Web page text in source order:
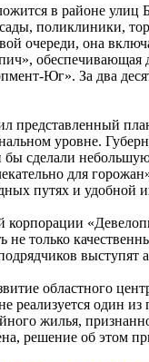
в районе улиц
поликлиники,
очереди, она
Юг». За два
уровне.
сделали
для
путях и удобной
не только
выступят
областного
реализуется один
жилья,
решение об этом